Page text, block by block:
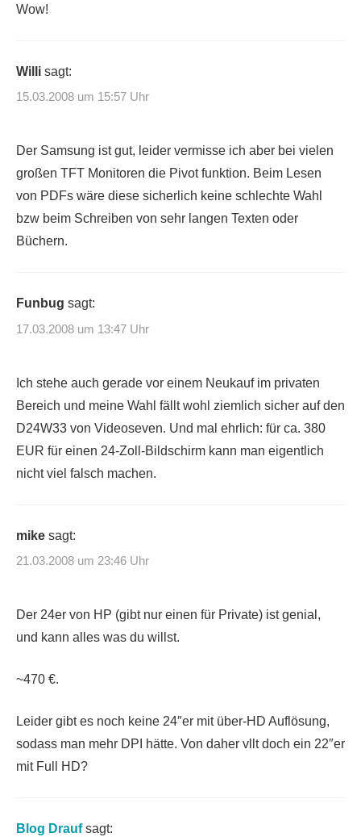
Wow!
Willi sagt:
15.03.2008 um 15:57 Uhr
Der Samsung ist gut, leider vermisse ich aber bei vielen
großen TFT Monitoren die Pivot funktion. Beim Lesen
von PDFs wäre diese sicherlich keine schlechte Wahl
bzw beim Schreiben von sehr langen Texten oder
Büchern.
Funbug sagt:
17.03.2008 um 13:47 Uhr
Ich stehe auch gerade vor einem Neukauf im privaten
Bereich und meine Wahl fällt wohl ziemlich sicher auf den
D24W33 von Videoseven. Und mal ehrlich: für ca. 380
EUR für einen 24-Zoll-Bildschirm kann man eigentlich
nicht viel falsch machen.
mike sagt:
21.03.2008 um 23:46 Uhr
Der 24er von HP (gibt nur einen für Private) ist genial,
und kann alles was du willst.
~470 €.
Leider gibt es noch keine 24″er mit über-HD Auflösung,
sodass man mehr DPI hätte. Von daher vllt doch ein 22″er
mit Full HD?
Blog Drauf sagt: